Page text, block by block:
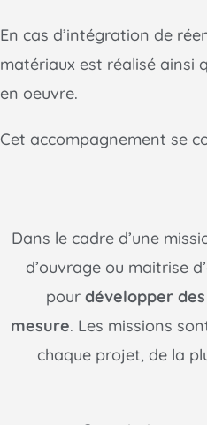
En cas d’intégration de
matériaux est réalisé ainsi
en oeuvre.
Cet accompagnement se
Dans le cadre d’une
d’ouvrage ou maitrise
pour développer
mesure. Les missions
chaque projet, de la